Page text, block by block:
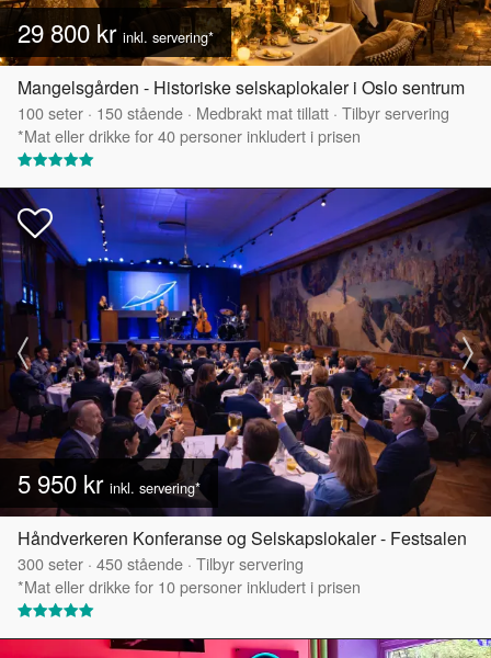
29 800 kr inkl. servering*
Mangelsgården - Historiske selskaplokaler i Oslo sentrum
100seter · 150stående · Medbrakt mat tillatt · Tilbyr servering
*Mat eller drikke for 40 personer inkludert i prisen
5 950 kr inkl. servering*
Håndverkeren Konferanse og Selskapslokaler - Festsalen
300seter · 450stående · Tilbyr servering
*Mat eller drikke for 10 personer inkludert i prisen